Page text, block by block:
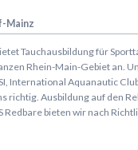
Mainz
Tauchausbildung für
Rhein-Main-Gebiet an.
International Aquanautic
richtig. Ausbildung auf den
Redbare bieten wir nach